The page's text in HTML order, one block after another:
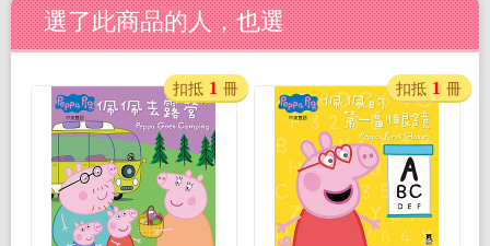
選了此商品的人，也選
扣抵 1 冊 扣抵 1 冊